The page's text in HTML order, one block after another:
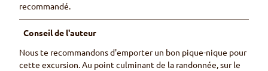
recommandé.
Conseil de l'auteur
Nous te recommandons d'emporter un bon pique-nique pour
cette excursion. Au point culminant de la randonnée, sur le